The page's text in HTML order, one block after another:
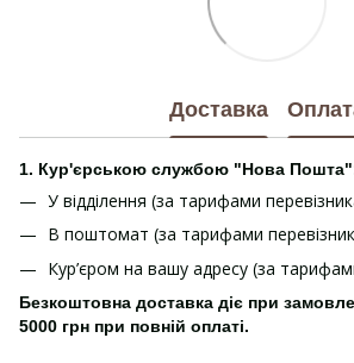
Доставка
1. Кур'єрською службою "Нова
У відділення (за тарифами
В поштомат (за тарифами
Кур’єром на вашу адресу (за
Безкоштовна доставка діє при
5000 грн при повній оплаті.